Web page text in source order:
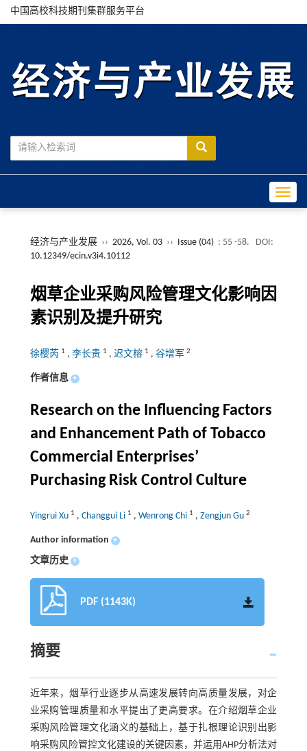
中国高校科技期刊集群服务平台
经济与产业发展 ›› 2026, Vol. 03 ›› Issue (04) : 55 -58.
DOI:
10.12349/ecin.v3i4.10112
烟草企业采购风险管理文化影响因
素识别及提升研究
徐樱芮 1 , 李长贵 1 , 迟文榕 1 , 谷增军 2
作者信息 +
Research on the Influencing Factors
and Enhancement Path of Tobacco
Commercial Enterprises’
Purchasing Risk Control Culture
Yingrui Xu 1 , Changgui Li 1 , Wenrong Chi 1 , Zengjun Gu 2
Author information +
文章历史 +
PDF (1143K)
摘要
近年来，烟草行业逐步从高速发展转向高质量发展，对企
业采购管理质量和水平提出了更高要求。在介绍烟草企业
采购风险管理文化涵义的基础上，基于扎根理论识别出影
响采购风险管控文化建设的关键因素，并运用AHP分析法对